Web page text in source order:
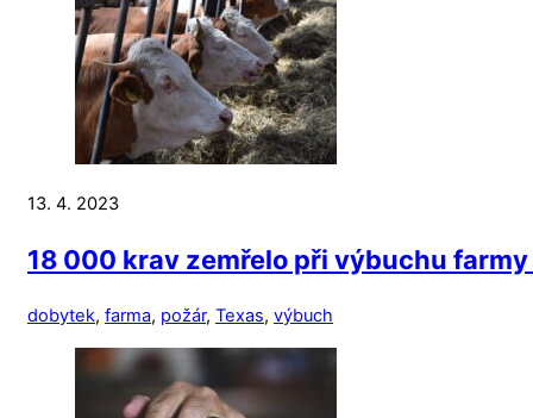
13. 4. 2023
18 000 krav zemřelo při výbuchu farmy
dobytek, farma, požár, Texas, výbuch